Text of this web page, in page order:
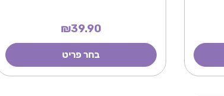
₪39.90
בחר פריט